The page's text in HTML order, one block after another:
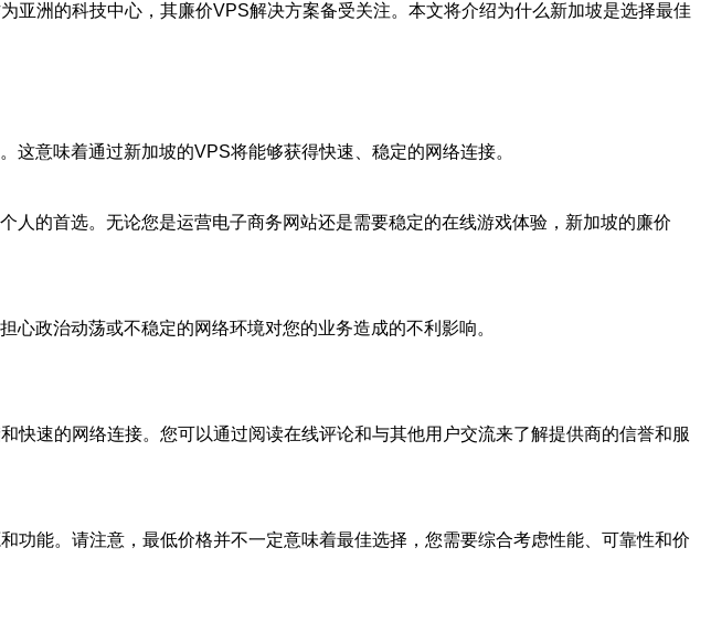
洲的科技中心，其廉价VPS解决方案备受关注。本文将介绍为什么新加坡是选择最佳
意味着通过新加坡的VPS将能够获得快速、稳定的网络连接。
的首选。无论您是运营电子商务网站还是需要稳定的在线游戏体验，新加坡的廉价
政治动荡或不稳定的网络环境对您的业务造成的不利影响。
速的网络连接。您可以通过阅读在线评论和与其他用户交流来了解提供商的信誉和服
能。请注意，最低价格并不一定意味着最佳选择，您需要综合考虑性能、可靠性和价